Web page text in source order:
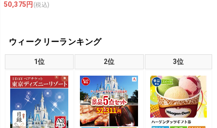
50,375円 (税込)
ウィークリーランキング
1位 2位 3位